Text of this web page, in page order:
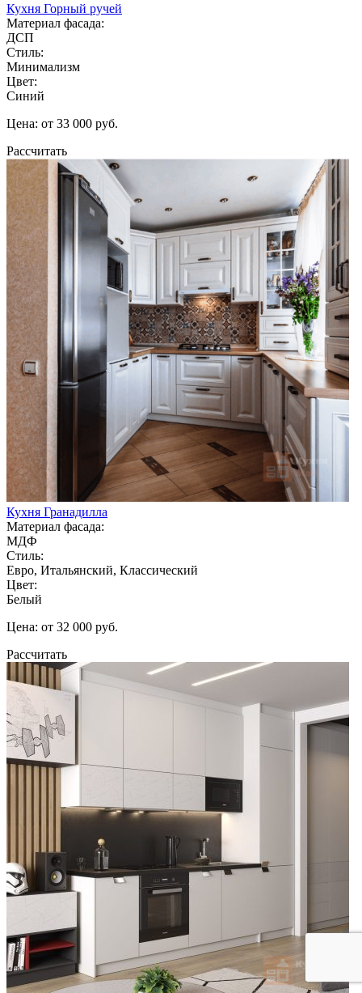
Кухня Горный ручей
Материал фасада:
ДСП
Стиль:
Минимализм
Цвет:
Синий
Цена: от 33 000 руб.
Рассчитать
Кухня Гранадилла
Материал фасада:
МДФ
Стиль:
Евро, Итальянский, Классический
Цвет:
Белый
Цена: от 32 000 руб.
Рассчитать